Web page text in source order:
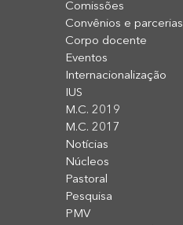
Comissões
Convênios e parcerias
Corpo docente
Eventos
Internacionalização
IUS
M.C. 2019
M.C. 2017
Notícias
Núcleos
Pastoral
Pesquisa
PMV